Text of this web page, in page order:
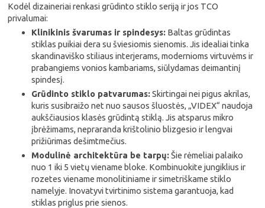
Kodėl dizaineriai renkasi grūdinto stiklo seriją ir jos TCO
privalumai:
Klinikinis švarumas ir spindesys: Baltas grūdintas
stiklas puikiai dera su šviesiomis sienomis. Jis idealiai tinka
skandinaviško stiliaus interjerams, modernioms virtuvėms ir
prabangiems vonios kambariams, siūlydamas deimantinį
spindesį.
Grūdinto stiklo patvarumas:Skirtingai nei pigus akrilas,
kuris susibraižo net nuo sausos šluostės, „VIDEX“ naudoja
aukščiausios klasės grūdintą stiklą. Jis atsparus mikro
įbrėžimams, nepraranda krištolinio blizgesio ir lengvai
prižiūrimas dešimtmečius.
Modulinė architektūra be tarpų:Šie rėmeliai palaiko
nuo 1 iki 5 vietų viename bloke. Kombinuokite jungiklius ir
rozetes viename monolitiniame ir simetriškame stiklo
namelyje. Inovatyvi tvirtinimo sistema garantuoja, kad
stiklas priglus prie sienos.